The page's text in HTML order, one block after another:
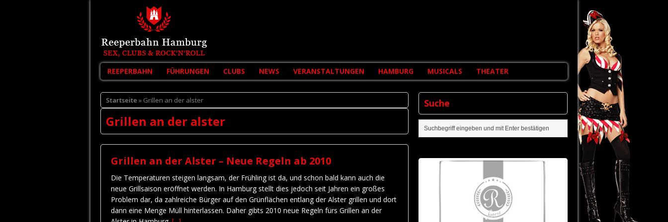
REEPERBAHN FÜHRUNGEN CLUBS NEWS VERANSTALTUNGEN HAMBURG MUSICALS THEATER
Startseite » Grillen an der alster
Grillen an der alster
Grillen an der Alster – Neue Regeln ab 2010
Die Temperaturen steigen langsam, der Frühling ist da, und schon bald kann auch die
neue Grillsaison eröffnet werden. In Hamburg stellt dies jedoch seit Jahren ein großes
Problem dar, da zahlreiche Bürger auf den Grünflächen entlang der Alster grillen und dort
dann eine Menge Müll hinterlassen. Daher gibts 2010 neue Regeln fürs Grillen an der
Suche